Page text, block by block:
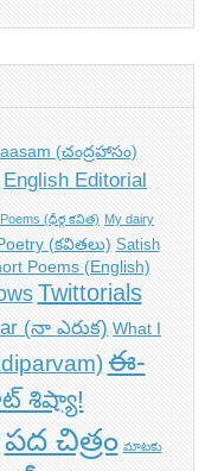
(చంద్రహాసం)
English Editorial
(ధీర్గ కవిత) My dairy
(కవితలు) Satish
Poems (English)
Twittorials
(నా ఎరుక) What I
ఈ-
శిష్యా!
పద చిత్రం మాటకు